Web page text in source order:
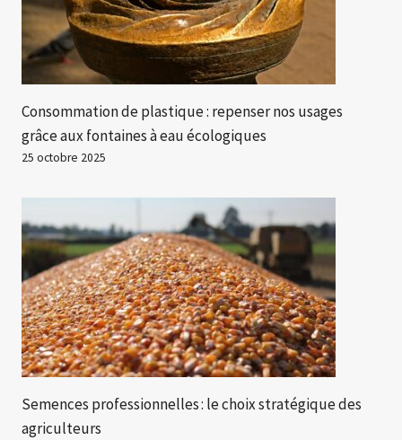
Consommation de plastique : repenser nos usages
grâce aux fontaines à eau écologiques
25 octobre 2025
Semences professionnelles : le choix stratégique des
agriculteurs